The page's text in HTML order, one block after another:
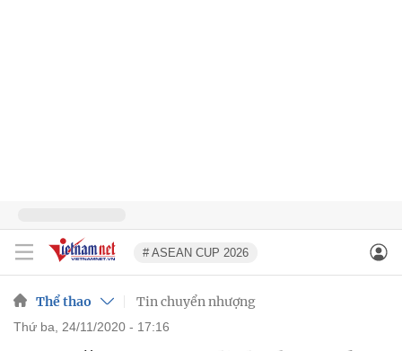
# ASEAN CUP 2026
Thể thao Tin chuyển nhượng
thứ ba, 24/11/2020 - 17:16